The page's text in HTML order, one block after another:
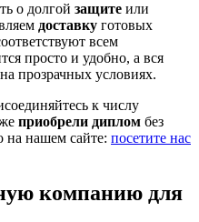
о долгой защите или
доставку готовых
всем
просто и удобно, а вся
прозрачных условиях.
к числу
приобрели диплом без
на нашем сайте: посетите нас
компанию для